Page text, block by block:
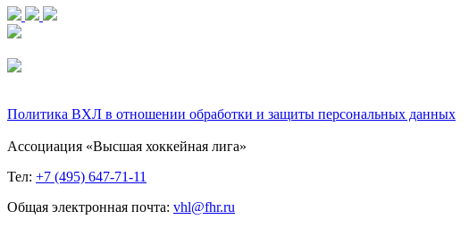
Политика ВХЛ в отношении обработки и защиты персональных данных
Ассоциация «Высшая хоккейная лига»
Тел: +7 (495) 647-71-11
Общая электронная почта: vhl@fhr.ru